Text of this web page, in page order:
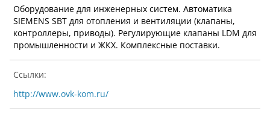
Оборудование для инженерных систем. Автоматика
SIEMENS SBT для отопления и вентиляции (клапаны,
контроллеры, приводы). Регулирующие клапаны LDM для
промышленности и ЖКХ. Комплексные поставки.
Ссылки:
http://www.ovk-kom.ru/